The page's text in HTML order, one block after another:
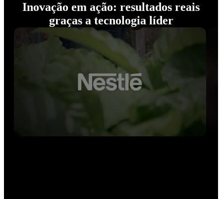
Inovação em ação: resultados reais
graças a tecnologia líder